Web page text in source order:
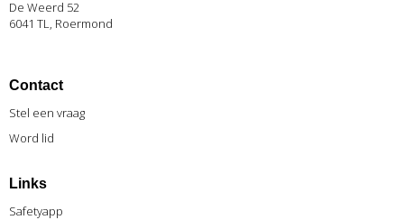
De Weerd 52
6041 TL, Roermond
Contact
Stel een vraag
Word lid
Links
Safetyapp